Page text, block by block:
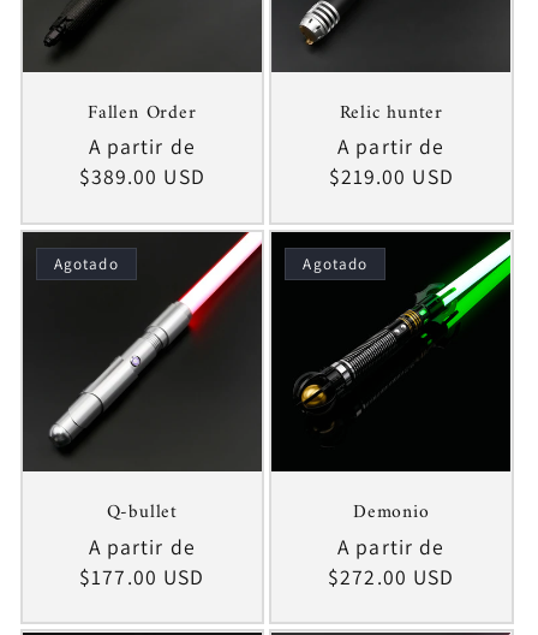
Fallen Order
Precio
habitual
A partir de
$389.00 USD
Relic hunter
Precio
habitual
A partir de
$219.00 USD
Agotado
Q-bullet
Precio
habitual
A partir de
$177.00 USD
Agotado
Demonio
Precio
habitual
A partir de
$272.00 USD